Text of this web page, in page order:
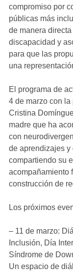
compromiso por
públicas más
de manera
discapacidad y
para que las
una
El programa de
4 de marzo con
Cristina
madre que ha
con
de aprendizajes y
compartiendo su
acompañamiento
construcción de
Los próximos
– 11 de marzo:
Inclusión, Día
Síndrome de
Un espacio de